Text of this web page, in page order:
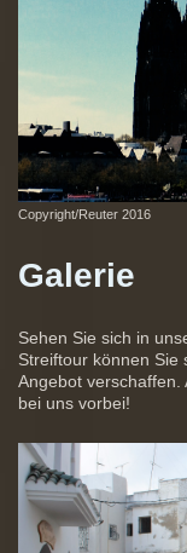
Copyright/Reuter 2016
Galerie
Sehen Sie sich in
Streiftour können Sie
Angebot verschaffen.
bei uns vorbei!